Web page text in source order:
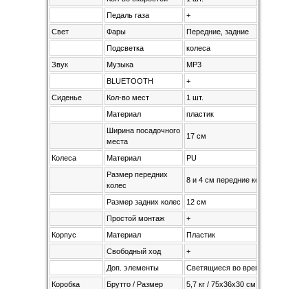
Педаль газа
+
Свет
Фары
Передние, задние
Подсветка
колеса
Звук
Музыка
MP3
BLUETOOTH
+
Сиденье
Кол-во мест
1 шт.
Материал
пластик
Ширина посадочного
места
17 см
Колеса Материал
PU
Размер передних
колес
8 и 4 см передние колеса
Размер задних колес
12 см
Простой монтаж
+
Корпус
Материал
Пластик
Свободный ход
+
Доп. элементы
Светящиеся во время движения
Коробка
Брутто / Размер
5,7 кг / 75х36х30 см